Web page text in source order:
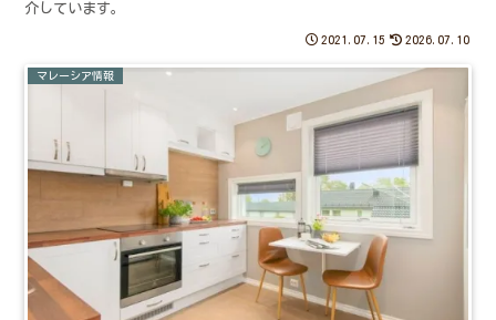
介しています。
2021.07.15 2026.07.10
マレーシア情報